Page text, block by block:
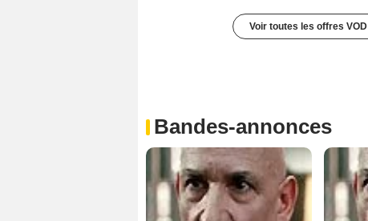
Voir toutes les offres VOD
Bandes-annonces